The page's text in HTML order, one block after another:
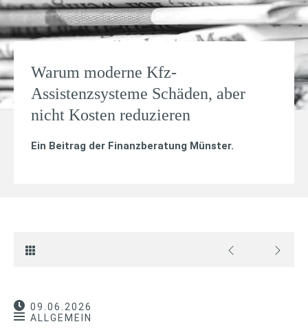
Warum moderne Kfz-
Assistenzsysteme Schäden, aber
nicht Kosten reduzieren
Ein Beitrag der Finanzberatung Münster.
09.06.2026
ALLGEMEIN